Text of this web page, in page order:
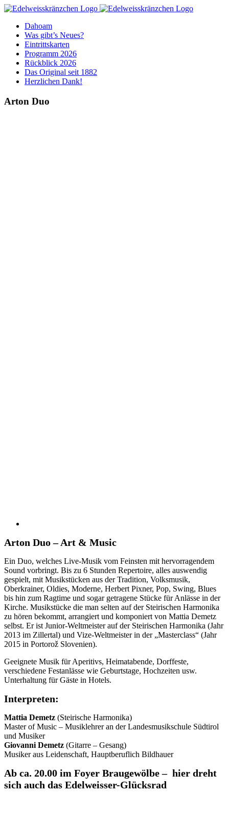
Zum
springenDahoam
Was gibt’s Neues?
Eintrittskarten
Programm 2026
Rückblick 2026
Das Original seit 1882
Herzlichen Dank!
Arton Duo
Arton Duo – Art & Music
Ein Duo, welches Live-Musik vom Feinsten mit hervorragendem
Sound vorbringt. Bis zu 6 Stunden Repertoire, alles auswendig
gespielt, mit Musikstücken aus der Tradition, Volksmusik,
Oberkrainer, Oldies, Moderne, Herbert Pixner, Pop, Swing, Blues
bis hin zum Ragtime und sogar getragene Stücke für Anlässe in der
Kirche. Musikstücke die man selten auf der Steirischen Harmonika
zu hören bekommt, arrangiert und komponiert von Mattia Demetz
selbst. Er ist Junior-Weltmeister auf der Steirischen Harmonika (Jahr
2013 im Zillertal) und Vize-Weltmeister in der „Masterclass“ (Jahr
2015 in Portorož Slovenien).
Geeignete Musik für Aperitivs, Heimatabende, Dorffeste,
verschiedene Festanlässe wie Geburtstage, Hochzeiten usw.
Unterhaltung für Gäste in Hotels.
Interpreten:
Mattia Demetz (Steirische Harmonika)
Master of Music – Musiklehrer an der Landesmusikschule Südtirol
und Musiker
Giovanni Demetz (Gitarre – Gesang)
Musiker aus Leidenschaft, Hauptberuflich Bildhauer
Ab ca. 20.00 im Foyer Braugewölbe – hier dreht
sich auch das Edelweisser-Glücksrad